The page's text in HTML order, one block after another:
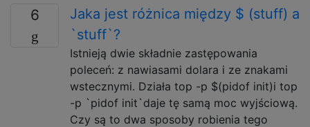
6
Jaka jest różnica między $ (stuff) a
`stuff`?
Istnieją dwie składnie zastępowania
poleceń: z nawiasami dolara i ze znakami
wstecznymi. Działa top -p $(pidof init)i top
-p `pidof init`daje tę samą moc wyjściową.
Czy są to dwa sposoby robienia tego